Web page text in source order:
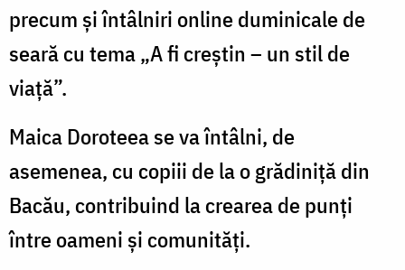
precum și întâlniri online duminicale de
seară cu tema „A fi creștin – un stil de
viață”.
Maica Doroteea se va întâlni, de
asemenea, cu copiii de la o grădiniță din
Bacău, contribuind la crearea de punți
între oameni și comunități.